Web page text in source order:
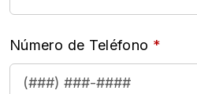
Número de Teléfono